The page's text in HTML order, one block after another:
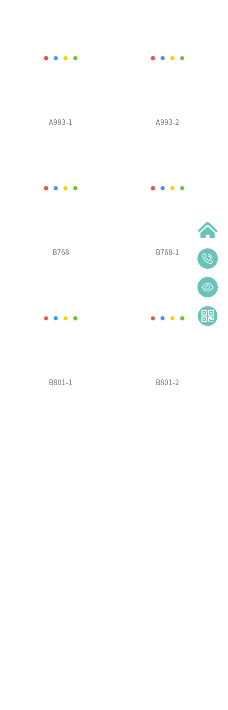
A993-1 A993-2
B768 B768-1
B801-1 B801-2